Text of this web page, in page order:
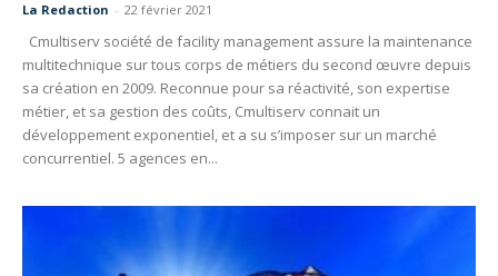
La Redaction - 22 février 2021
Cmultiserv société de facility management assure la maintenance
multitechnique sur tous corps de métiers du second œuvre depuis
sa création en 2009. Reconnue pour sa réactivité, son expertise
métier, et sa gestion des coûts, Cmultiserv connait un
développement exponentiel, et a su s’imposer sur un marché
concurrentiel. 5 agences en...